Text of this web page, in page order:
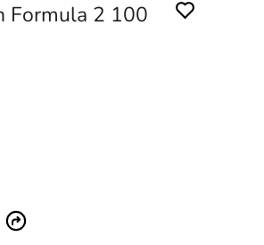
Formula 2 100